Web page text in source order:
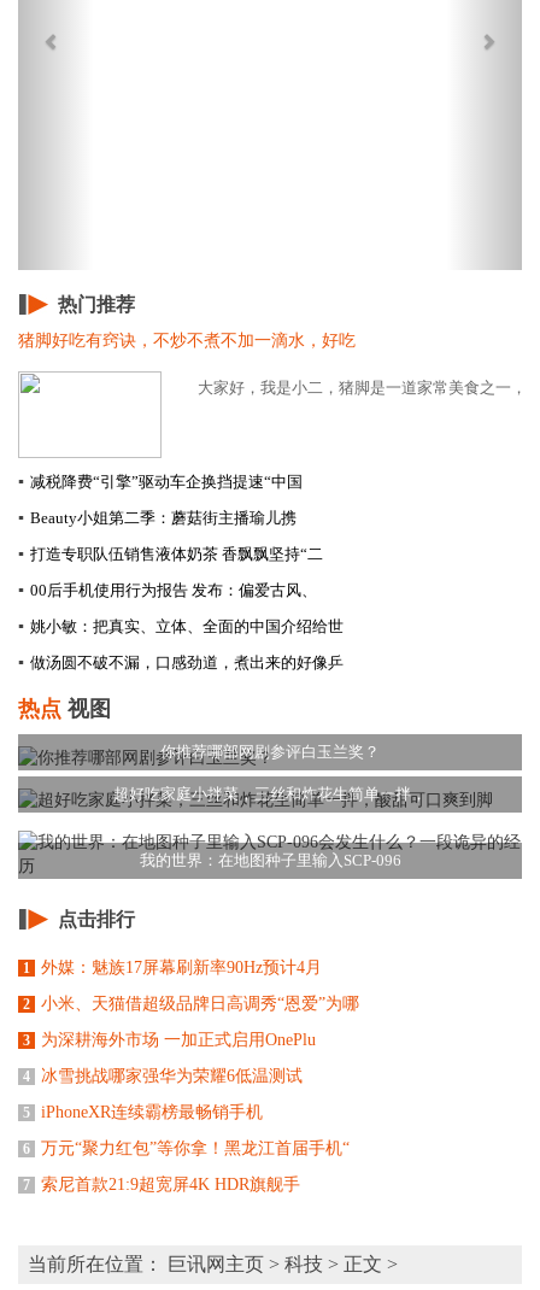
热门推荐
猪脚好吃有窍诀，不炒不煮不加一滴水，好吃
大家好，我是小二，猪脚是一道家常美食之一，
▪ 减税降费“引擎”驱动车企换挡提速​“中国
▪ Beauty小姐第二季：蘑菇街主播瑜儿携
▪ 打造专职队伍销售液体奶茶 香飘飘坚持“二
▪ 00后手机使用行为报告 发布：偏爱古风、
▪ 姚小敏：把真实、立体、全面的中国介绍给世
▪ 做汤圆不破不漏，口感劲道，煮出来的好像乒
热点 视图
你推荐哪部网剧参评白玉兰奖？
超好吃家庭小拌菜，三丝和炸花生简单一拌，
我的世界：在地图种子里输入SCP-096
点击排行
1 外媒：魅族17屏幕刷新率90Hz预计4月
2 小米、天猫借超级品牌日高调秀“恩爱”为哪
3 为深耕海外市场 一加正式启用OnePlu
4 冰雪挑战哪家强华为荣耀6低温测试
5 iPhoneXR连续霸榜最畅销手机
6 万元“聚力红包”等你拿！黑龙江首届手机“
7 索尼首款21:9超宽屏4K HDR旗舰手
当前所在位置： 巨讯网主页 > 科技 > 正文 >